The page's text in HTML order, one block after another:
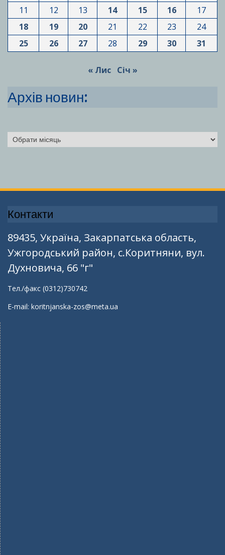
11
12 13 14 15 16
17
18
19 20 21 22 23
24
25
26 27 28 29 30 31
« Лис Січ »
Архів новин:
Архіви
Контакти
89435, Україна, Закарпатська область,
Ужгородський район, с.Коритняни, вул.
Духновича, 66 "г"
Тел./факс (0312)730742
E-mail: koritnjanska-zos@meta.ua